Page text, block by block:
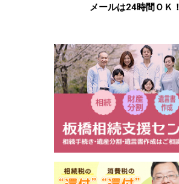
メールは24時間ＯＫ！